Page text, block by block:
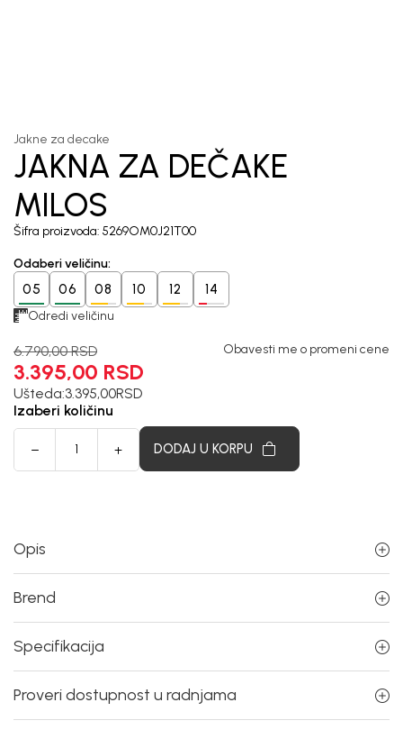
Jakne za decake
JAKNA ZA DEČAKE
MILOS
Šifra proizvoda: 5269OM0J21T00
Odaberi veličinu:
05 06 08 10 12 14
Odredi veličinu
6.790,00 RSD
3.395,00 RSD
Ušteda:3.395,00RSD
Obavesti me o promeni cene
Izaberi količinu
DODAJ U KORPU
Opis
Brend
Specifikacija
Proveri dostupnost u radnjama